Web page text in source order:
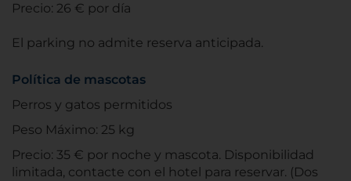
Precio: 26 € por día
El parking no admite reserva anticipada.
Política de mascotas
Perros y gatos permitidos
Peso Máximo: 25 kg
Precio: 35 € por noche y mascota. Disponibilidad
limitada, contacte con el hotel para reservar. (Dos